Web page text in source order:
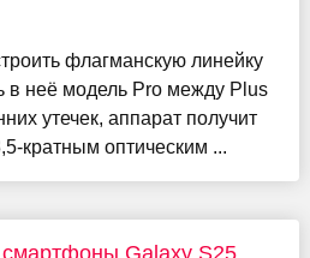
флагманскую линейку
в неё модель Pro между Plus
утечек, аппарат получит
кратным оптическим ...